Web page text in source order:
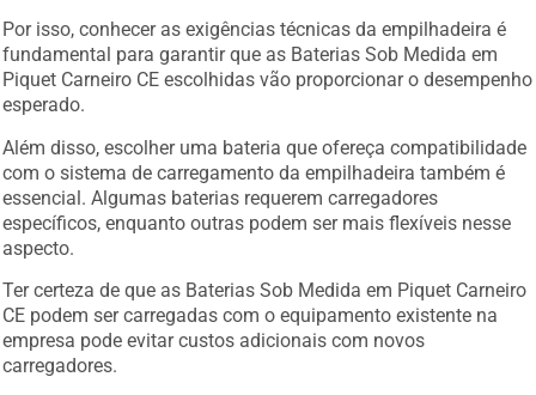
Por isso, conhecer as exigências técnicas da empilhadeira é
fundamental para garantir que as Baterias Sob Medida em
Piquet Carneiro CE escolhidas vão proporcionar o desempenho
esperado.
Além disso, escolher uma bateria que ofereça compatibilidade
com o sistema de carregamento da empilhadeira também é
essencial. Algumas baterias requerem carregadores
específicos, enquanto outras podem ser mais flexíveis nesse
aspecto.
Ter certeza de que as Baterias Sob Medida em Piquet Carneiro
CE podem ser carregadas com o equipamento existente na
empresa pode evitar custos adicionais com novos
carregadores.